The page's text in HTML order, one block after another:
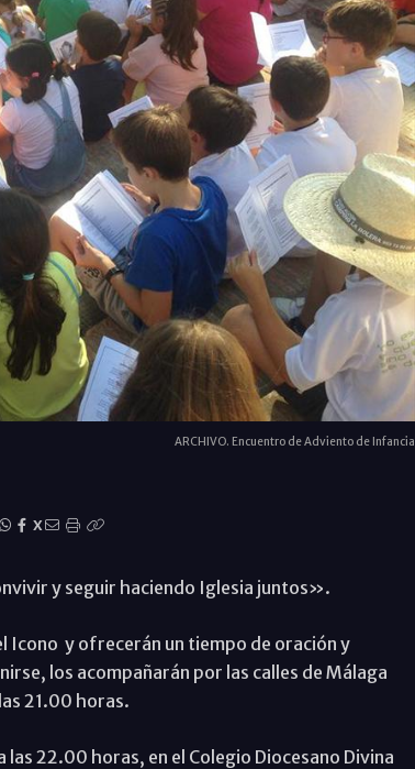
ARCHIVO. Encuentro de Adviento de Infancia
X
y seguir haciendo Iglesia juntos».
Icono y ofrecerán un tiempo de oración y
los acompañarán por las calles de Málaga
21.00 horas.
22.00 horas, en el Colegio Diocesano Divina